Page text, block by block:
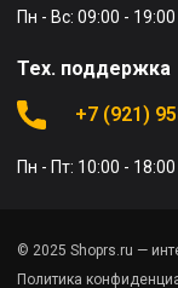
Пн - Вс: 09:00 - 19:00
Тех. поддержка
+7 (921)
Пн - Пт: 10:00 - 18:00
© 2025 Shoprs.ru —
Политика